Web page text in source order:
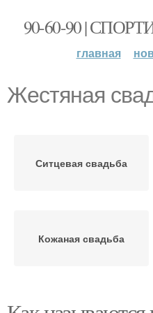
90-60-90 |
главная
Жестяная
Ситцевая свадьба
Кожаная свадьба